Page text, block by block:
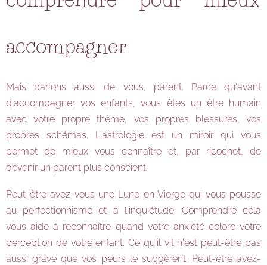
accompagner
Mais parlons aussi de vous, parent. Parce qu'avant
d'accompagner vos enfants, vous êtes un être humain
avec votre propre thème, vos propres blessures, vos
propres schémas. L'astrologie est un miroir qui vous
permet de mieux vous connaître et, par ricochet, de
devenir un parent plus conscient.
Peut-être avez-vous une Lune en Vierge qui vous pousse
au perfectionnisme et à l'inquiétude. Comprendre cela
vous aide à reconnaître quand votre anxiété colore votre
perception de votre enfant. Ce qu'il vit n'est peut-être pas
aussi grave que vos peurs le suggèrent. Peut-être avez-